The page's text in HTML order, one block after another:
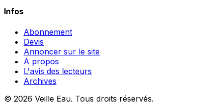
Infos
Abonnement
Devis
Annoncer sur le site
A propos
L'avis des lecteurs
Archives
© 2026 Veille Eau. Tous droits réservés.